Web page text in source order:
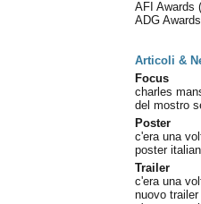
AFI Awards
ADG
Articoli &
Focus
charles
del mostro
Poster
c'era una
poster
Trailer
c'era una
nuovo